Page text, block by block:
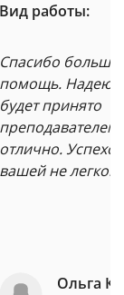
Вид работы:
Спасибо
помощь.
будет принято
преподавателем
отлично.
вашей не легкой
Ольга